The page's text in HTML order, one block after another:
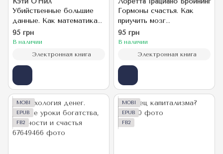
Убийственные большие
данные. Как математика
превратилась в оружие
массового поражения
95 грн
В наличии
Электронная книга
Гормоны счастья. Как
приучить мозг
вырабатывать серотонин,
дофамин, эндорфин и
окситоцин
95 грн
В наличии
Электронная книга
MOBI
EPUB
FB2
MOBI
EPUB
FB2